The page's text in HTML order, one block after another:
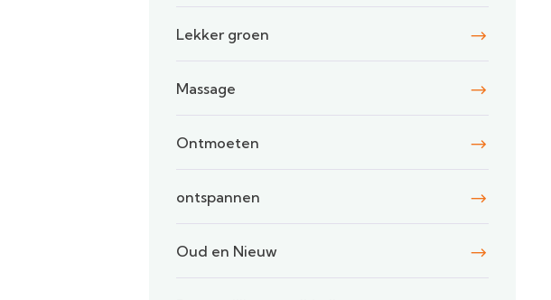
Lekker groen
Massage
Ontmoeten
ontspannen
Oud en Nieuw